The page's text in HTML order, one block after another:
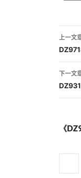
文
章
导
航
上一文
下一文
《